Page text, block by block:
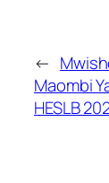
←
Maombi
HESLB